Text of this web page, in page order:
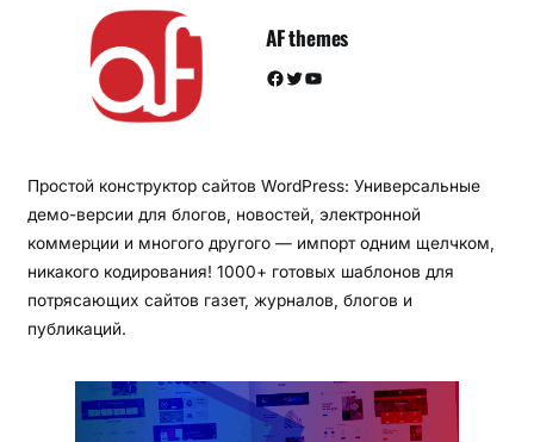
AF themes
Facebook Twitter YouTube
Простой конструктор сайтов WordPress: Универсальные
демо-версии для блогов, новостей, электронной
коммерции и многого другого — импорт одним щелчком,
никакого кодирования! 1000+ готовых шаблонов для
потрясающих сайтов газет, журналов, блогов и
публикаций.